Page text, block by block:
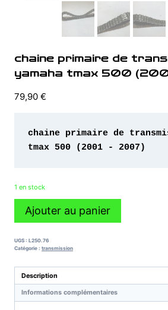
chaine primaire de
yamaha tmax 500
79,90 €
chaine primaire de
tmax 500 (2001 - 2007)
1 en stock
quantité
primaire
de
yamaha
tmax
500
Ajouter au panier
UGS : L250.76
Catégorie : transmission
Description
Informations complémentaires